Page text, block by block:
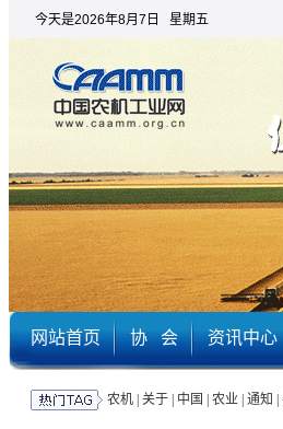
今天是2026年8月7日 星期五
网站首页 协 会 资讯中心
农机| 关于| 中国 农业| 通知